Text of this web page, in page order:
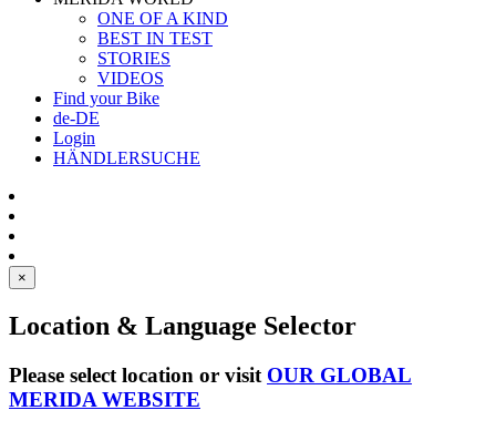
ONE OF A KIND
BEST IN TEST
STORIES
VIDEOS
Find your Bike
de-DE
Login
HÄNDLERSUCHE
×
Location & Language Selector
Please select location or visit OUR GLOBAL
MERIDA WEBSITE